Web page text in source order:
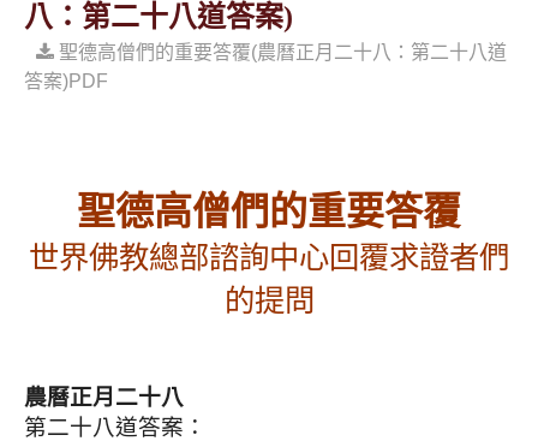
八：第二十八道答案)
聖德高僧們的重要答覆(農曆正月二十八：第二十八道
答案)PDF
聖德高僧們的重要答覆
世界佛教總部諮詢中心回覆求證者們
的提問
農曆正月二十八
第二十八道答案：